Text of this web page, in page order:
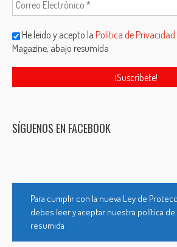
He leído y acepto laPolítica de Privacidad
Magazine, abajo resumida
SÍGUENOS EN FACEBOOK
Para cumplir con la nueva Ley de
debes leer y aceptar nuestra política de
resumida